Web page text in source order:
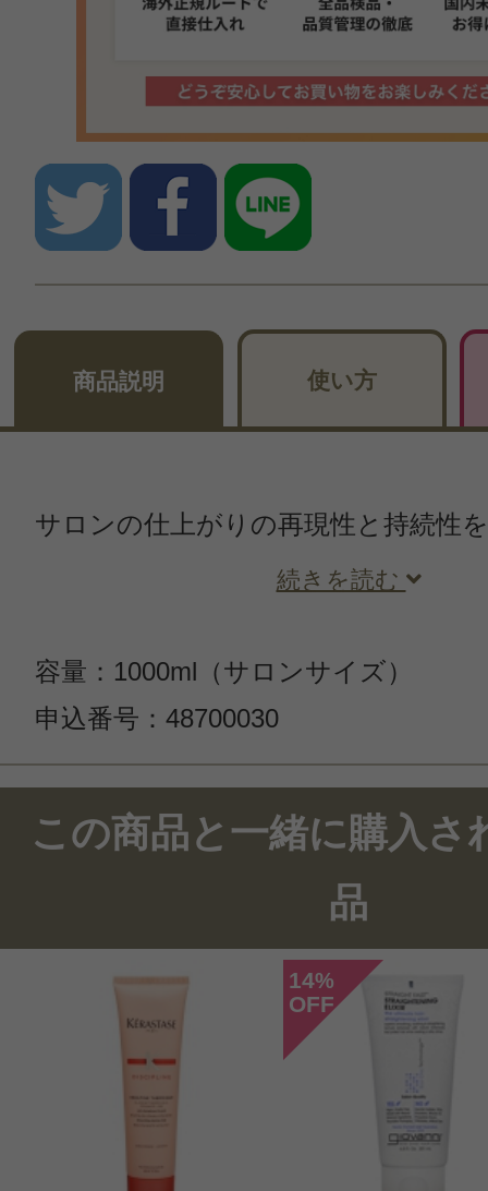
商品説明 使い方
サロンの仕上がりの再現性と持続性
続きを読む
容量：1000ml（サロンサイズ）
申込番号：48700030
この商品のクチコミ
21件のレビュー
投稿日：2024年08月
ハナヤギママ 様
感じた効能：頭皮のエイジング/フケ
この商品と一緒に購入さ
品
14%
OFF